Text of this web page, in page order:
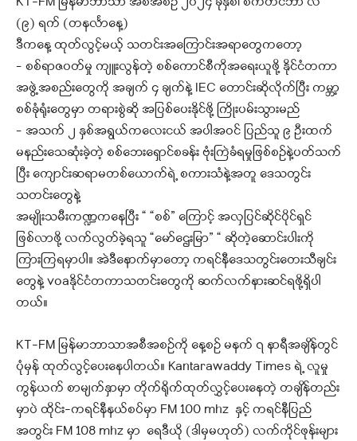
(၉) ရက် (တနင်္လာနေ့)
ဒီကနေ့ ထုတ်လွင့်မယ့် သတင်းအကြောင်းအရာတွေကတော့
– စစ်ရာဇ၀တ်မှု ကျူးလွန်တဲ့ စစ်ကောင်စီကိုအရေးယူဖို့ နိုင်ငံတကာ
အဖွဲ့အစည်းတွေကို အချက် ၄ ချက်နဲ့ IEC တောင်းဆိုလိုက်ပြီး ကမ္ဘာ့
စစ်ခုံရုံးတွေမှာ တရားစွဲဆို အပြစ်ပေးနိုင်ဖို့ ကြိုးပမ်းသွားမည်
– အသက် ၂ နှစ်အရွယ်ကလေးငယ် အပါအဝင် ပြည်သူ ၉ ဦးထက်
မနည်းသေဆုံးခဲ့တဲ့ စစ်ဘေးရှောင်စခန်း ဗုံးကြဲခံရမှုဖြစ်စဉ်နဲ့ပတ်သက်
ပြီး ကျောင်းဆရာမတစ်ယောက်ရဲ့ စကားသံနဲ့အတူ ဒေသတွင်း
သတင်းတွေနဲ့
အမျိုးသမီးကဏ္ဍကနေပြီး “ “စစ်” ကြောင့် အလှပြင်ဆိုင်ပိုင်ရှင်
ဖြစ်လာဖို့ လက်လွတ်ခဲ့ရသူ “မော်ဌေးမြာ” “ ဆိုတဲ့ဆောင်းပါးကို
ကြားကြရမှာပါ။ အဲဒီနောက်မှာတော့ ကရင်နီဒေသတွင်းတေးသီချင်း
တွေနဲ့ voaနိုင်ငံတကာသတင်းတွေကို ဆက်လက်နားဆင်ရဖို့ရှိပါ
တယ်။
KT-FM မြန်မာဘာသာအစီအစဉ်ကို နေ့စဉ် မနက် ၇ နာရီအချိန်တွင်
ပုံမှန် ထုတ်လွင့်ပေးနေပါတယ်။ Kantarawaddy Times ရဲ့ လူမှု
ကွန်ယက် စာမျက်နှာမှာ တိုက်ရိုက်ထုတ်လွှင့်ပေးနေတဲ့ တချိန်တည်း
မှာပဲ ထိုင်း-ကရင်နီနယ်စပ်မှာ FM 100 mhz နှင့် ကရင်နီပြည်
အတွင်း FM 108 mhz မှာ ရေဒီယို (ဒါမှမဟုတ်) လက်ကိုင်ဖုန်းများ